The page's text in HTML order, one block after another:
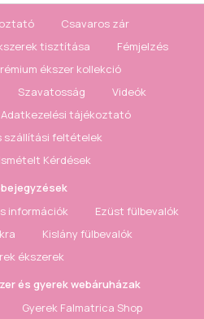
Csavaros zár
tisztítása
Fémjelzés
ékszer kollekció
Szavatosság
Videók
Adatkezelési tájékoztató
szállítási feltételek
Kérdések
bejegyzések
információk
Ezüst fülbevalók
Kislány fülbevalók
ékszerek
és gyerek webáruházak
Gyerek Falmatrica Shop